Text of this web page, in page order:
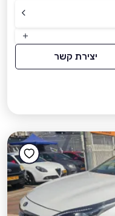
יצירת קשר